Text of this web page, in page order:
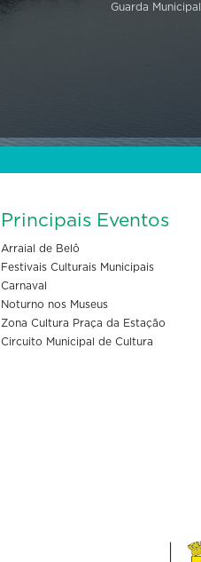
Guarda Municipal
Principais Eventos
Arraial de Belô
Festivais Culturais Municipais
Carnaval
Noturno nos Museus
Zona Cultura Praça da Estação
Circuito Municipal de Cultura